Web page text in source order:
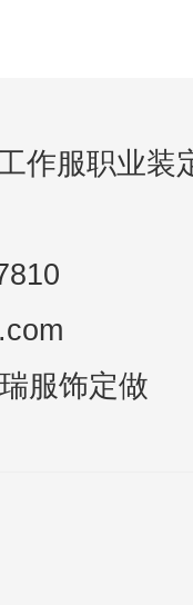
作服职业装
服饰定做